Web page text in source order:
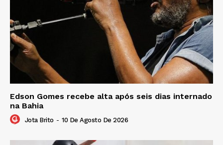
Edson Gomes recebe alta após seis dias internado
na Bahia
Jota Brito - 10 De Agosto De 2026